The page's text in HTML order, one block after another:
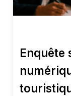
Enquête